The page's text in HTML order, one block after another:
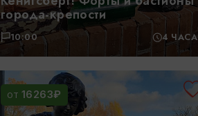
города-крепости
10:00 4 ЧАСА
ОТ 16263₽